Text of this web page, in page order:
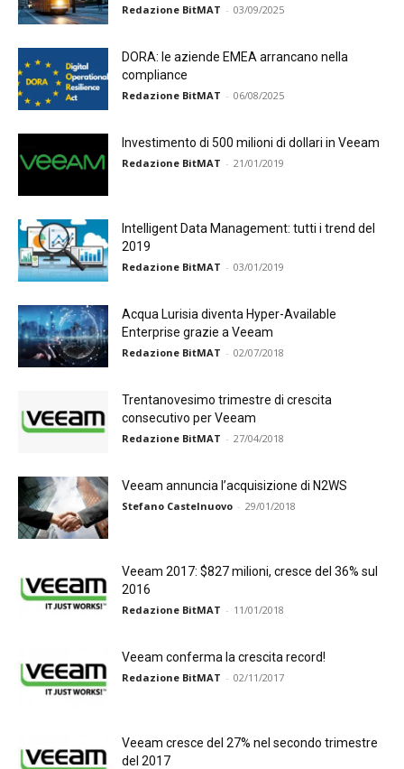
Redazione BitMAT - 03/09/2025
DORA: le aziende EMEA arrancano nella
compliance
Redazione BitMAT - 06/08/2025
Investimento di 500 milioni di dollari in Veeam
Redazione BitMAT - 21/01/2019
Intelligent Data Management: tutti i trend del
2019
Redazione BitMAT - 03/01/2019
Acqua Lurisia diventa Hyper-Available
Enterprise grazie a Veeam
Redazione BitMAT - 02/07/2018
Trentanovesimo trimestre di crescita
consecutivo per Veeam
Redazione BitMAT - 27/04/2018
Veeam annuncia l’acquisizione di N2WS
Stefano Castelnuovo - 29/01/2018
Veeam 2017: $827 milioni, cresce del 36% sul
2016
Redazione BitMAT - 11/01/2018
Veeam conferma la crescita record!
Redazione BitMAT - 02/11/2017
Veeam cresce del 27% nel secondo trimestre
del 2017